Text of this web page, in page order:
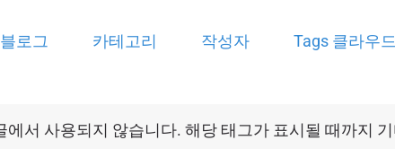
블로그 카테고리 작성자 Tags 클라우드